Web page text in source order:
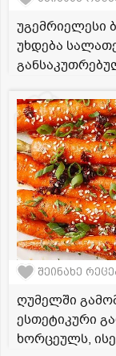
უგემრიელესი
უხდება
შეინახე
ღუმელში
ესთეტიკური
ხორცეულს,